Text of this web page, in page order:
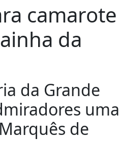
camarote
da
da Grande
uma
de